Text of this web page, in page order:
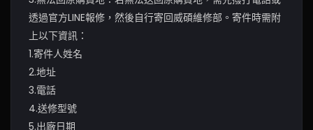
透過官方LINE報修，然後自行寄回威碩維修部。寄件時需附
上以下資訊：
1.寄件人姓名
2.地址
3.電話
4.送修型號
5.出廠日期